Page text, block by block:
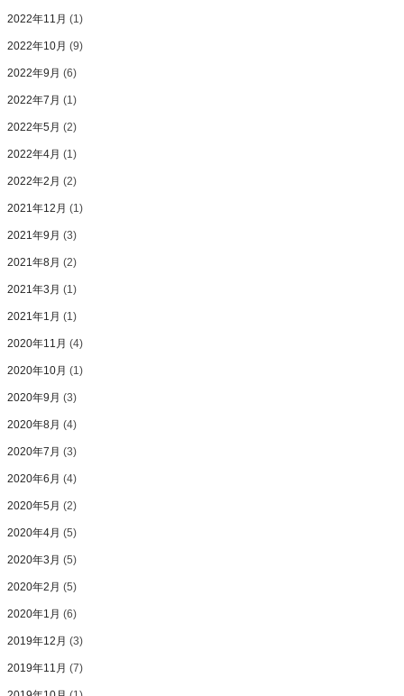
2022年11月 (1)
2022年10月 (9)
2022年9月 (6)
2022年7月 (1)
2022年5月 (2)
2022年4月 (1)
2022年2月 (2)
2021年12月 (1)
2021年9月 (3)
2021年8月 (2)
2021年3月 (1)
2021年1月 (1)
2020年11月 (4)
2020年10月 (1)
2020年9月 (3)
2020年8月 (4)
2020年7月 (3)
2020年6月 (4)
2020年5月 (2)
2020年4月 (5)
2020年3月 (5)
2020年2月 (5)
2020年1月 (6)
2019年12月 (3)
2019年11月 (7)